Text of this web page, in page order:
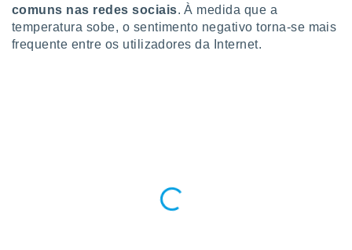
qual se
tal,
seu
comuns nas redes sociais. À medida que a
temperatura sobe, o sentimento negativo torna-se mais
frequente entre os utilizadores da Internet.